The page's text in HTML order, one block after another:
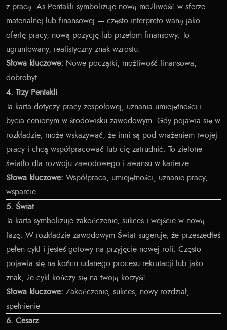
z pracą. As Pentakli symbolizuje nową możliwość w sferze
materialnej lub finansowej — często interpreto waną jako
ofertę pracy, nową pozycję lub przełom finansowy. To
ugruntowany, realistyczny znak wzrostu.
Słowa kluczowe: Nowe początki, możliwość finansowa,
dobrobyt
4. Trzy Pentakli
Ta karta dotyczy pracy zespołowej, uznania umiejętności i
bycia cenionym w środowisku zawodowym. Gdy pojawia się w
rozkładzie, może wskazywać, że inni są pod wrażeniem twojej
pracy i chcą współpracować lub cię zatrudnić. To zielone
światło dla rozwoju zawodowego i awansu w karierze.
Słowa kluczowe: Współpraca, umiejętności, uznanie pracy,
wsparcie
5. Świat
Ta karta symbolizuje zakończenie, sukces i wejście w nową
fazę. W rozkładzie zawodowym Świat sugeruje, że przeszedłeś
pełen cykl i jesteś gotowy na przyjęcie nowej roli. Często
pojawia się na końcu udanego procesu rekrutacji lub jako
znak, że cykl kończy się na twoją korzyść.
Słowa kluczowe: Zakończenie, sukces, nowy rozdział,
spełnienie
6. Cesarz